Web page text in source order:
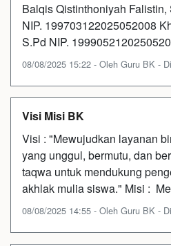
Balqis Qistinthoniyah Falistin,
NIP. 199703122025052008
S.Pd NIP.
08/08/2025 15:22 - Oleh Guru BK -
Visi Misi BK
Visi : "Mewujudkan layanan
yang unggul, bermutu, dan
taqwa untuk mendukung
akhlak mulia siswa." Misi :
08/08/2025 14:55 - Oleh Guru BK -